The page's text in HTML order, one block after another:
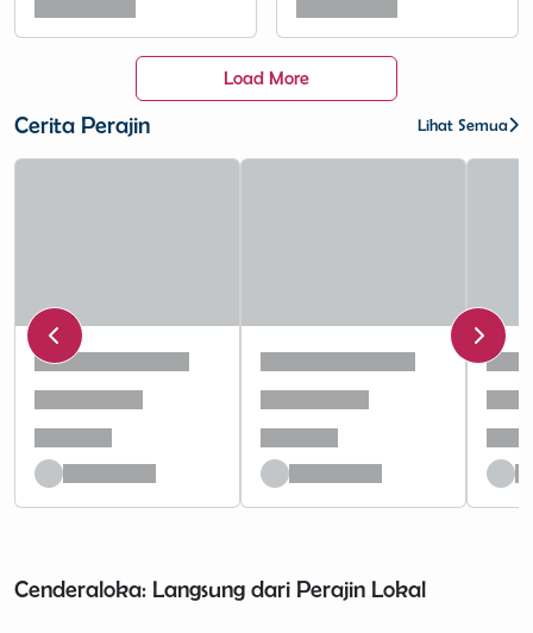
Load More
Cerita Perajin Lihat Semua
Cenderaloka: Langsung dari Perajin Lokal